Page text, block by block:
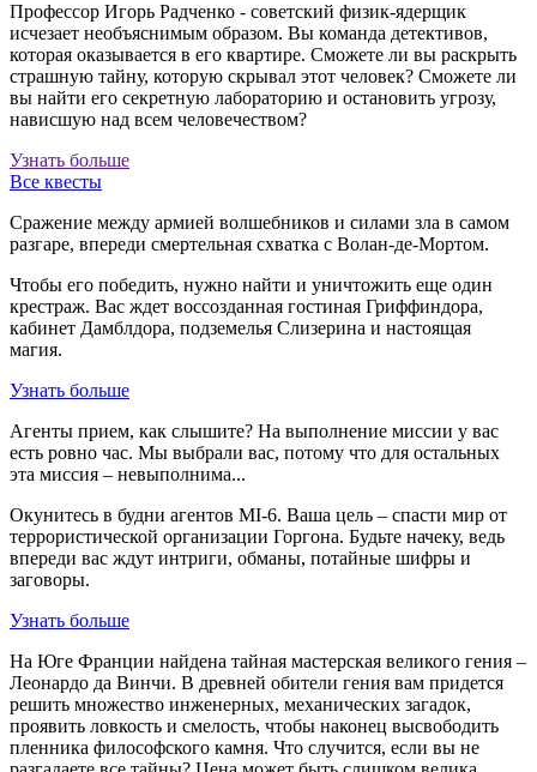
Профессор Игорь Радченко - советский физик-ядерщик
исчезает необъяснимым образом. Вы команда детективов,
которая оказывается в его квартире. Сможете ли вы раскрыть
страшную тайну, которую скрывал этот человек? Сможете ли
вы найти его секретную лабораторию и остановить угрозу,
нависшую над всем человечеством?
Узнать больше
Все квесты
Сражение между армией волшебников и силами зла в самом
разгаре, впереди смертельная схватка с Волан-де-Мортом.
Чтобы его победить, нужно найти и уничтожить еще один
крестраж. Вас ждет воссозданная гостиная Гриффиндора,
кабинет Дамблдора, подземелья Слизерина и настоящая
магия.
Узнать больше
Агенты прием, как слышите? На выполнение миссии у вас
есть ровно час. Мы выбрали вас, потому что для остальных
эта миссия – невыполнима...
Окунитесь в будни агентов MI-6. Ваша цель – спасти мир от
террористической организации Горгона. Будьте начеку, ведь
впереди вас ждут интриги, обманы, потайные шифры и
заговоры.
Узнать больше
На Юге Франции найдена тайная мастерская великого гения –
Леонардо да Винчи. В древней обители гения вам придется
решить множество инженерных, механических загадок,
проявить ловкость и смелость, чтобы наконец высвободить
пленника философского камня. Что случится, если вы не